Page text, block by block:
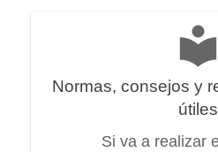
Normas, consejos y
útiles
Si va a realizar